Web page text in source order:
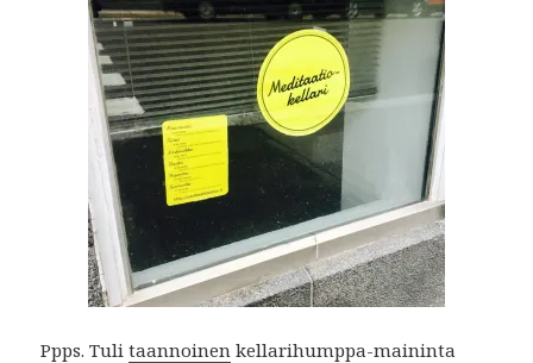
Ppps. Tulitaannoinen kellarihumppa-maininta